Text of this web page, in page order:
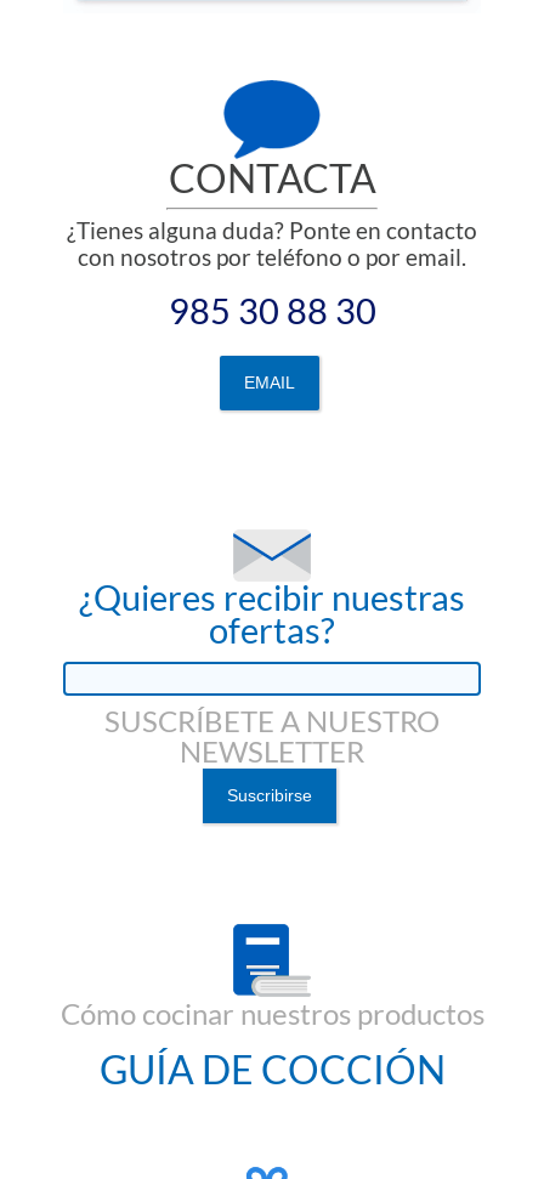
CONTACTA
¿Tienes alguna duda? Ponte en contacto
con nosotros por teléfono o por email.
985 30 88 30
EMAIL
¿Quieres recibir nuestras
ofertas?
SUSCRÍBETE A NUESTRO
NEWSLETTER
Cómo cocinar nuestros productos
GUÍA DE COCCIÓN